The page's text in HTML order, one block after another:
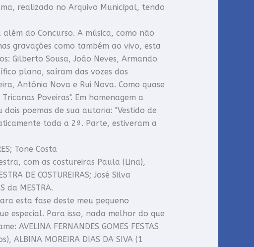
realizado no Arquivo Municipal, tendo
do Concurso. A música, como não
gravações como também ao vivo, esta
Gilberto Sousa, João Neves, Armando
plano, saíram das vozes dos
António Nova e Rui Nova. Como quase
Poveiras". Em homenagem a
poemas de sua autoria: "Vestido de
toda a 2ª. Parte, estiveram a
Tone Costa
com as costureiras Paula (Lina),
DE COSTUREIRAS; José Silva
da MESTRA.
esta fase deste meu pequeno
especial. Para isso, nada melhor do que
FERNANDES GOMES FESTAS
ALBINA MOREIRA DIAS DA SIVA (1